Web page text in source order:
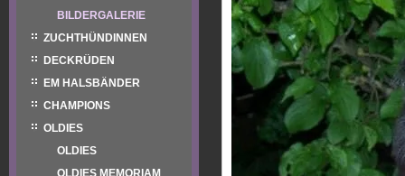
BILDERGALERIE
ZUCHTHÜNDINNEN
DECKRÜDEN
EM HALSBÄNDER
CHAMPIONS
OLDIES
OLDIES
OLDIES MEMORIAM